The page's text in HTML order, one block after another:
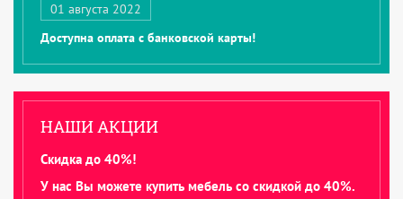
01 августа 2022
Доступна оплата с банковской карты!
НАШИ АКЦИИ
Скидка до 40%!
У нас Вы можете купить мебель со скидкой до 40%.